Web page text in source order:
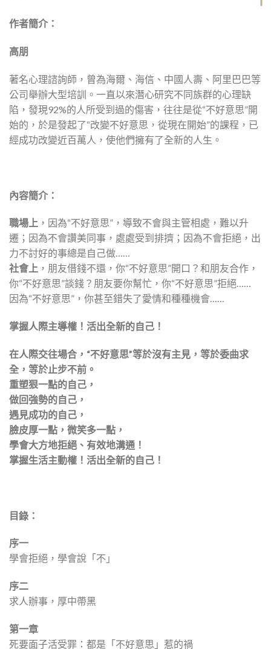
作者簡介：
高朋
著名心理諮詢師，曾為海爾、海信、中國人壽、阿里巴巴等
公司舉辦大型培訓。一直以來潛心研究不同族群的心理缺
陷，發現92%的人所受到過的傷害，往往是從“不好意思”開
始的，於是發起了“改變不好意思，從現在開始”的課程，已
經成功改變近百萬人，使他們擁有了全新的人生。
內容簡介：
職場上 ，因為“不好意思”，導致不會與主管相處，難以升
遷；因為不會讚美同事，處處受到排擠；因為不會拒絕，出
力不討好的事總是自己做……
社會上 ，朋友借錢不還，你“不好意思”開口？和朋友合作，
你“不好意思”談錢？朋友要你幫忙，你“不好意思”拒絕……
因為“不好意思”，你甚至錯失了愛情和種種機會……
掌握人際主導權！活出全新的自己！
在人際交往場合，“不好意思”等於沒有主見，等於委曲求
全，等於止步不前。
重塑狠一點的自己，
做回強勢的自己，
遇見成功的自己，
臉皮厚一點，微笑多一點，
學會大方地拒絕、有效地溝通！
掌握生活主動權！活出全新的自己！
目錄：
序一
學會拒絕，學會說「不」
序二
求人辦事，厚中帶黑
第一章
死要面子活受罪：都是「不好意思」惹的禍